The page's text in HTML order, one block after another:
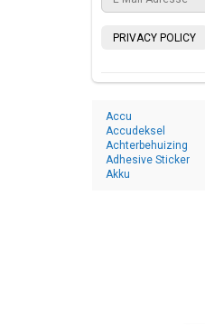
PRIVACY POLICY
Accu
Accudeksel
Achterbehuizing
Adhesive Sticker
Akku